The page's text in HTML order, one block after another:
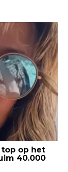
op het
40.000